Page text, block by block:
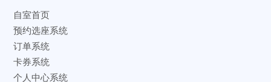
自室首页
预约选座系统
订单系统
卡券系统
个人中心系统